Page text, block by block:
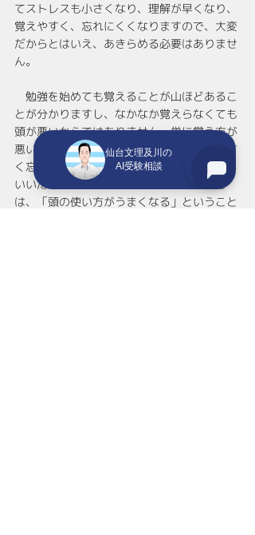
てストレスも小さくなり、理解が早くなり、
覚えやすく、忘れにくくなりますので、大変
だからとはいえ、あきらめる必要はありませ
ん。
勉強を始めても覚えることが山ほどあるこ
とが分かりますし、なかなか覚えらなくても
頭が悪いからではありません。単に覚え方が
悪いだけの場合がほとんどです。「覚えやす
く忘れにくくする方法(勉強方法)」を知れば
いいだけです。勉強方法を知ると言うこと
は、「頭の使い方がうまくなる」ということ
仙台文理及川の
AI受験相談